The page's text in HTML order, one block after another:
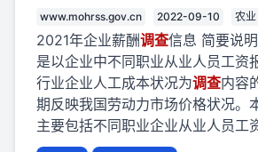
www.mohrss.gov.cn 2022-09-10 农业
2021年企业薪酬调查信息 简要说
是以企业中不同职业从业人员工资
行业企业人工成本状况为调查内容
期反映我国劳动力市场价格状况。
主要包括不同职业企业从业人员工